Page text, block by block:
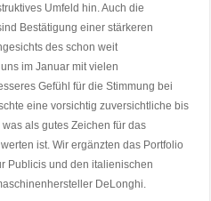
Umfeld hin. Auch die
Bestätigung einer stärkeren
des schon weit
im Januar mit vielen
Gefühl für die Stimmung bei
eine vorsichtig zuversichtliche bis
als gutes Zeichen für das
ist. Wir ergänzten das Portfolio
Publicis und den italienischen
DeLonghi.